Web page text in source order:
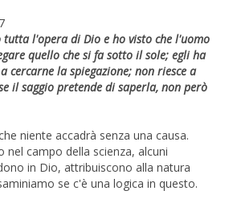
l'opera di Dio e ho visto che l'uomo
quello che si fa sotto il sole; egli ha
cercarne la spiegazione; non riesce a
il saggio pretende di saperla, non però
niente accadrà senza una causa.
nel campo della scienza, alcuni
in Dio, attribuiscono alla natura
se c'è una logica in questo.